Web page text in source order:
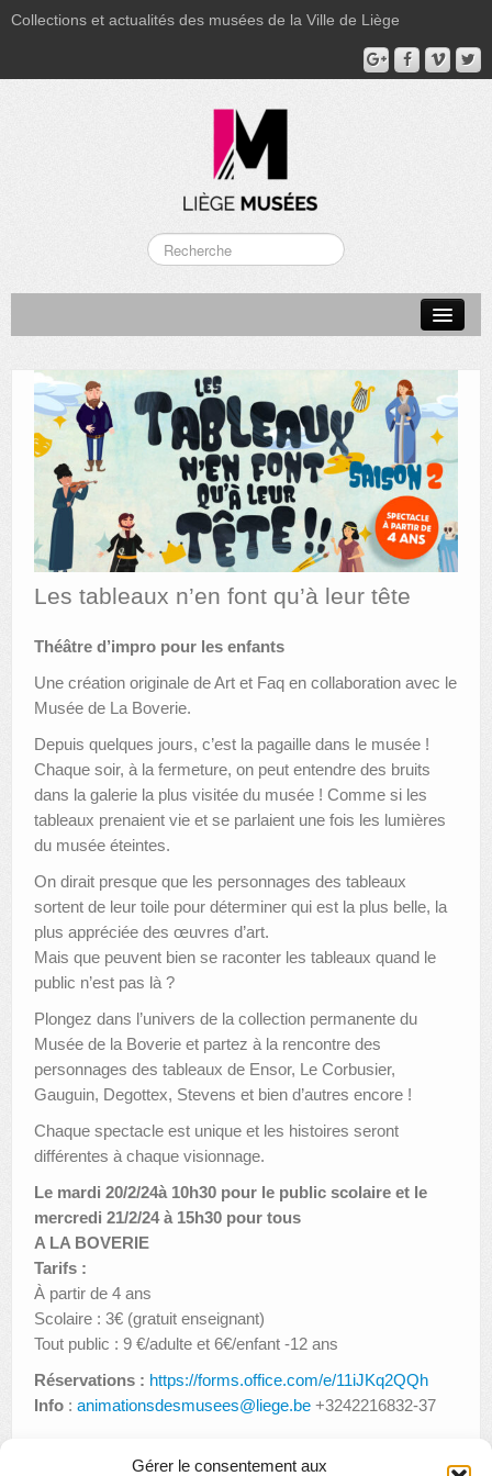
Gérer le consentement aux
Collections et actualités des musées de la Ville de Liège
MUSÉE GRÉTRY
MUSÉE DU LUMINAIRE
FONDS PATRIMONIAUX
AUTRES LIEUX
ANIMATIONS DES MUSÉES
LE PORTAIL DES COLLECTIONS
Les tableaux n’en font qu’à leur tête
Théâtre d’impro pour les enfants
Une création originale de Art et Faq en collaboration avec le
Musée de La Boverie.
Depuis quelques jours, c’est la pagaille dans le musée !
Chaque soir, à la fermeture, on peut entendre des bruits
dans la galerie la plus visitée du musée ! Comme si les
tableaux prenaient vie et se parlaient une fois les lumières
du musée éteintes.
On dirait presque que les personnages des tableaux
sortent de leur toile pour déterminer qui est la plus belle, la
plus appréciée des œuvres d’art.
Mais que peuvent bien se raconter les tableaux quand le
public n’est pas là ?
Plongez dans l’univers de la collection permanente du
Musée de la Boverie et partez à la rencontre des
personnages des tableaux de Ensor, Le Corbusier,
Gauguin, Degottex, Stevens et bien d’autres encore !
Chaque spectacle est unique et les histoires seront
différentes à chaque visionnage.
Le mardi 20/2/24à 10h30 pour le public scolaire et le
mercredi 21/2/24 à 15h30 pour tous
A LA BOVERIE
Tarifs :
À partir de 4 ans
Scolaire : 3€ (gratuit enseignant)
Tout public : 9 €/adulte et 6€/enfant -12 ans
Réservations : https://forms.office.com/e/11iJKq2QQh
Info : animationsdesmusees@liege.be +3242216832-37